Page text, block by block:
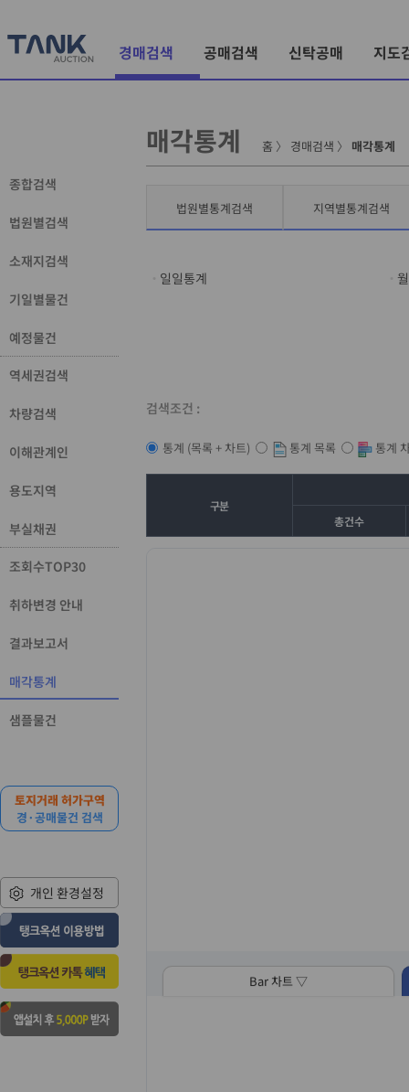
경매검색 공매검색 신탁공매 지도
종합검색
법원별검색
소재지검색
기일별물건
예정물건
역세권검색
차량검색
이해관계인
용도지역
부실채권
조회수TOP30
취하변경 안내
결과보고서
매각통계
샘플물건
토지거래 허가구역
경·공매물건 검색
개인 환경설정
매각통계 홈 〉 경매검색 〉 매각통계
법원별통계검색 지역별통계검색
일일통계
검색조건 :
통계 (목록 + 차트) 통계 목록 통계
구분
총건수
Bar 차트